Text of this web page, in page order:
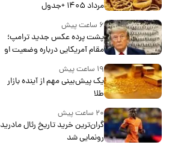
مرداد ۱۴۰۵ +جدول
۶ ساعت پیش
پشت پرده عکس جدید ترامپ؛
مقام آمریکایی درباره وضعیت او
چه گفت؟
۱۹ ساعت پیش
یک پیش‌بینی مهم از آینده بازار
طلا
۲۰ ساعت پیش
گران‌ترین خرید تاریخ رئال مادرید
رونمایی شد